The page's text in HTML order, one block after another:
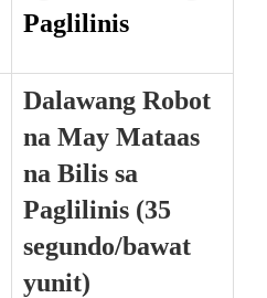
Paglilinis
Dalawang Robot
na May Mataas
na Bilis sa
Paglilinis (35
segundo/bawat
yunit)